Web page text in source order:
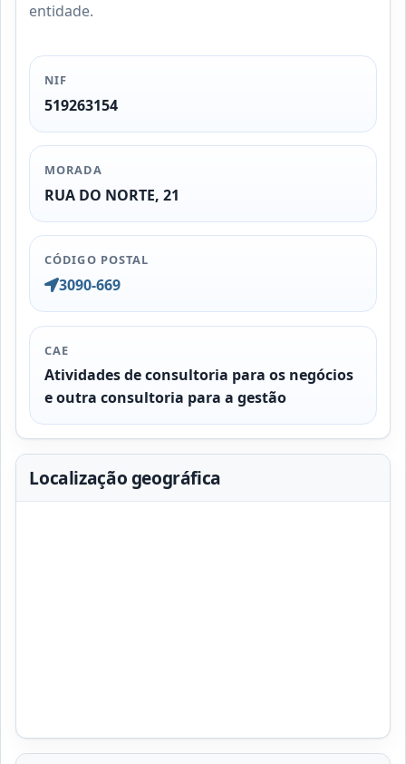
entidade.
NIF
519263154
MORADA
RUA DO NORTE, 21
CÓDIGO POSTAL
3090-669
CAE
Atividades de consultoria para os negócios
e outra consultoria para a gestão
Localização geográfica